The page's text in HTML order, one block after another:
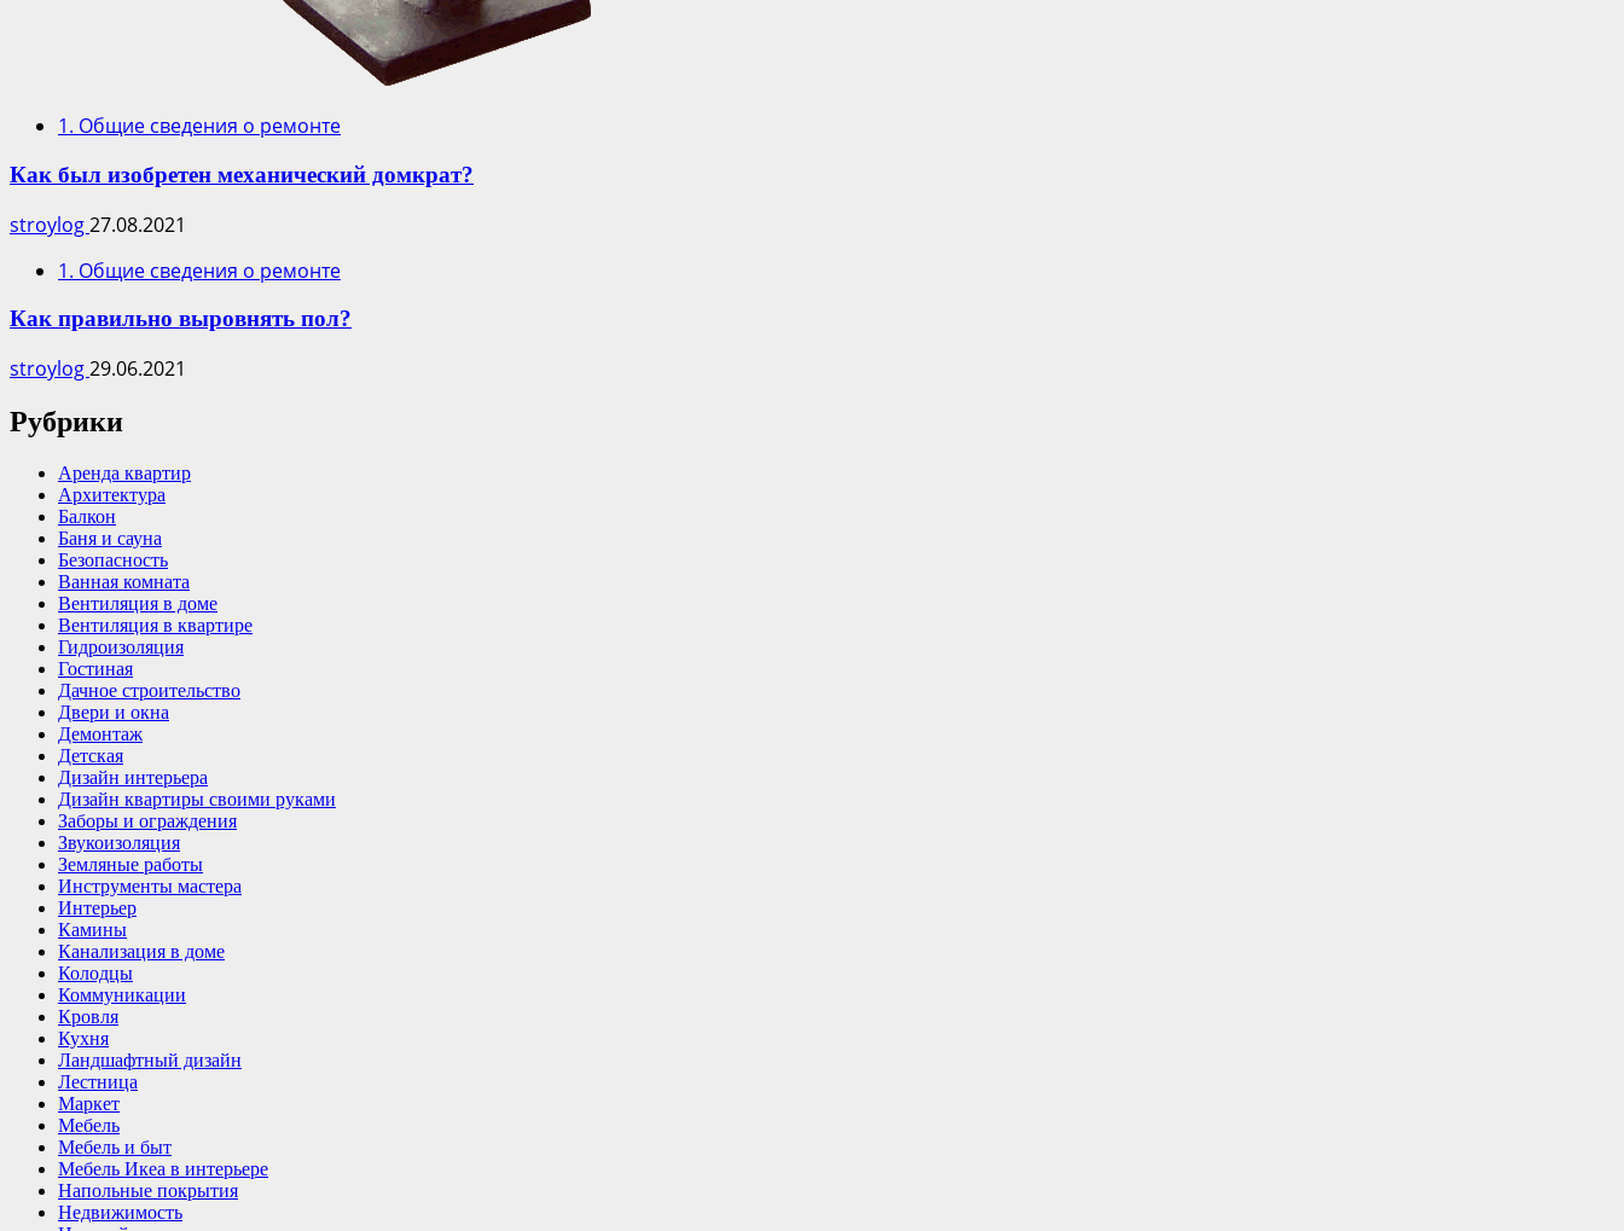
1. Общие сведения о ремонте
Как был изобретен механический домкрат?
stroylog27.08.2021
1. Общие сведения о ремонте
Как правильно выровнять пол?
stroylog29.06.2021
Рубрики
Аренда квартир
Архитектура
Балкон
Баня и сауна
Безопасность
Ванная комната
Вентиляция в доме
Вентиляция в квартире
Гидроизоляция
Гостиная
Дачное строительство
Двери и окна
Демонтаж
Детская
Дизайн интерьера
Дизайн квартиры своими руками
Заборы и ограждения
Звукоизоляция
Земляные работы
Инструменты мастера
Интерьер
Камины
Канализация в доме
Колодцы
Коммуникации
Кровля
Кухня
Ландшафтный дизайн
Лестница
Маркет
Мебель
Мебель и быт
Мебель Икеа в интерьере
Напольные покрытия
Недвижимость